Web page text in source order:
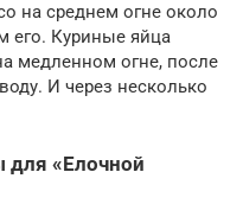
на среднем огне около
его. Куриные яйца
медленном огне, после
И через несколько
для «Елочной